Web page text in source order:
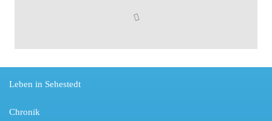
Leben in Sehestedt
Chronik